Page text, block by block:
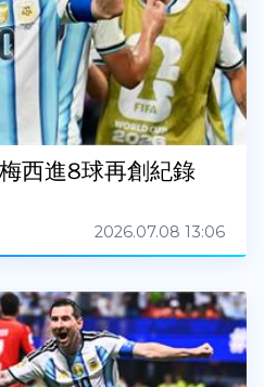
西進8球再創紀錄
2026.07.08 13:06